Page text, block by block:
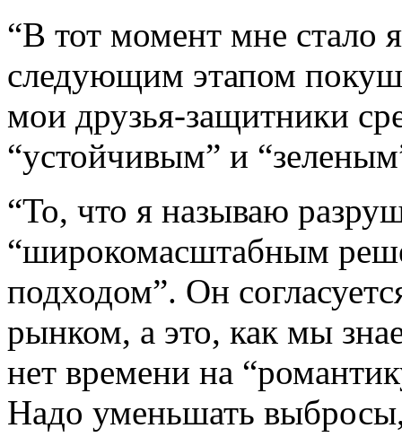
“В тот момент мне стало
следующим этапом
мои друзья-защитники
“устойчивым” и
“То, что я называю
“широкомасштабным
подходом”. Он
рынком, а это, как мы
нет времени на
Надо уменьшать выбросы,